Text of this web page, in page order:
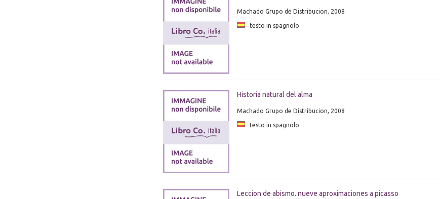
Machado Grupo de Distribucion, 2008
testo in spagnolo
Historia natural del alma
Machado Grupo de Distribucion, 2008
testo in spagnolo
Leccion de abismo. nueve aproximaciones a picasso